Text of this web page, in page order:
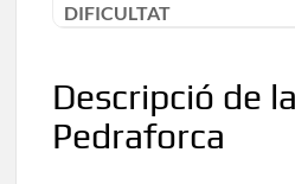
DIFICULTAT
Descripció de
Pedraforca